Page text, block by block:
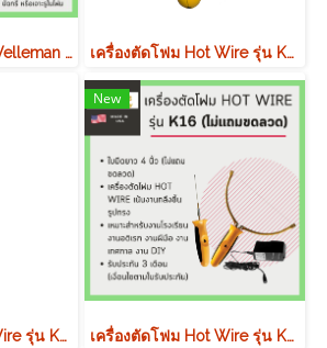
เครื่องตัดโฟม 3 หัว Velleman รุ่น VTFC2 (ตัด, แกะสลัก, ขดลวดไว้ขึ้นรูป) เครื่องตัดโฟม Hot Wire รุ่น K02 เน้นงานกลึงขึ้นรูปทรง
เครื่องตัดโฟม Hot Wire รุ่น K11 ใบมีดยาว 2.75 นิ้ว
New
เครื่องตัดโฟม Hot Wire รุ่น K16 (ไม่แถมขดลวด)(Made in USA)